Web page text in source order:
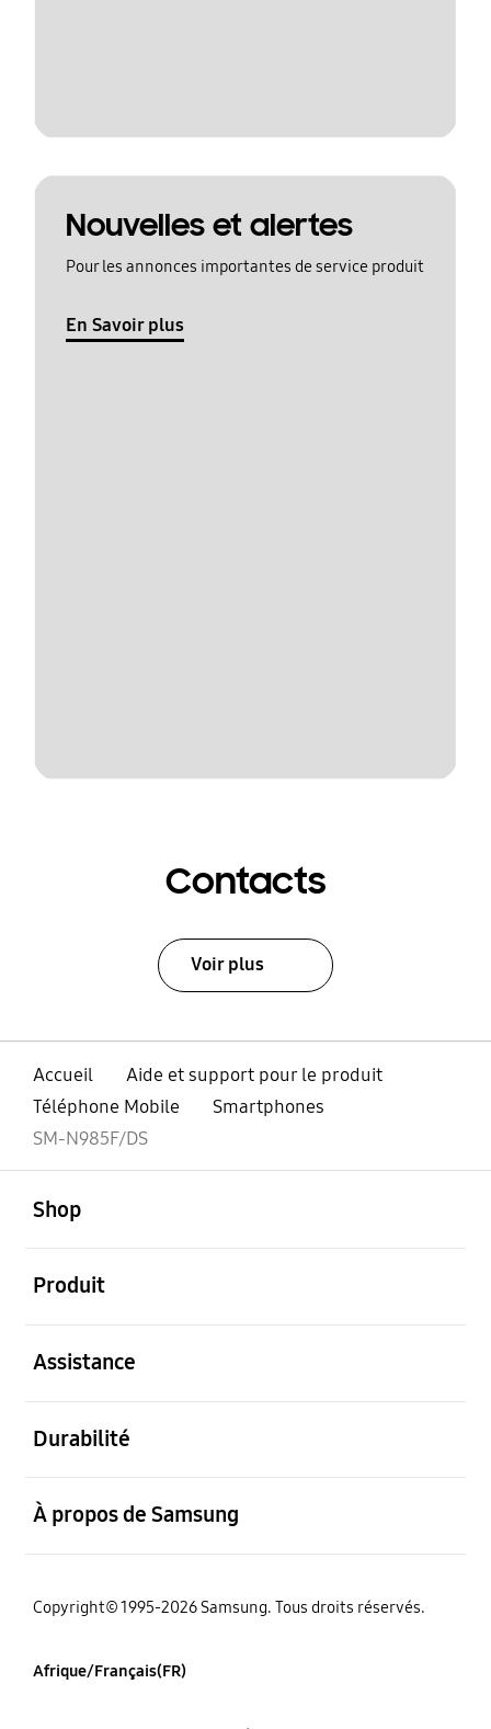
Nouvelles et alertes
Pour les annonces importantes de service produit
En Savoir plus
Contacts
Voir plus
Accueil
Aide et support pour le produit
Téléphone Mobile
Smartphones
SM-N985F/DS
Shop
Produit
Assistance
Durabilité
À propos de Samsung
Copyright© 1995-2026 Samsung. Tous droits réservés.
Afrique/Français(FR)